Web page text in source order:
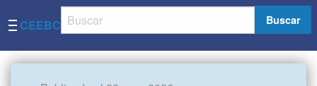
CEEBC Buscar